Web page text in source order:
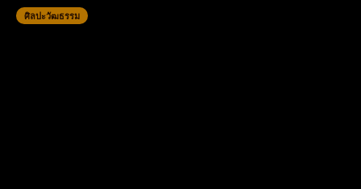
ศิลปะวัฒธรรม